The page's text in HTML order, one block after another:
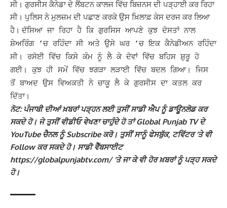
ਸੀ। ਗੁਰਸੀਸ ਕੈਨੇਡਾ ਦੇ ਲੈਂਬਟਨ ਕਾਲਜ ਵਿੱਚ ਬਿਜ਼ਨਸ ਦੀ ਪੜ੍ਹਾਈ ਕਰ ਰਿਹਾ
ਸੀ। ਪੁਲਿਸਨੇ ਮੁਲਜ਼ਮ ਦੀ ਪਛਾਣ ਕਰਕੇ ਉਸ ਖ਼ਿਲਾਫ਼ ਕੇਸ ਦਰਜ ਕਰ ਲਿਆ
ਹੈ। ਦੱਸਿਆ ਜਾ ਰਿਹਾ ਹੈ ਕਿ ਗੁਰਸਿਸ ਆਪਣੇ ਕੁਝ ਦੋਸਤਾਂ ਨਾਲ
ਸ਼ੇਅਰਿੰਗ ‘ਚ ਰਹਿੰਦਾ ਸੀ ਅਤੇ ਉਸੇ ਘਰ ‘ਚ ਇਕ ਕੈਨੇਡੀਅਨ ਰਹਿੰਦਾ
ਸੀ। ਰਸੋਈ ਵਿੱਚ ਕਿਸੇ ਕੰਮ ਨੂੰ ਲੈ ਕੇ ਦੋਵਾਂ ਵਿੱਚ ਬਹਿਸ ਸ਼ੁਰੂ ਹੋ
ਗਈ। ਕੁਝ ਹੀ ਸਮੇਂ ਵਿੱਚ ਝਗੜਾ ਲੜਾਈ ਵਿੱਚ ਬਦਲ ਗਿਆ। ਜਿਸ
ਤੋਂ ਬਾਅਦ ਉਸ ਵਿਅਕਤੀ ਨੇ ਚਾਕੂ ਲੈ ਕੇ ਗੁਰਸੀਸ ਦਾ ਕਤਲ ਕਰ
ਦਿੱਤਾ।
ਨੋਟ: ਪੰਜਾਬੀ ਦੀਆਂ ਖ਼ਬਰਾਂ ਪੜ੍ਹਨ ਲਈ ਤੁਸੀਂ ਸਾਡੀ ਐਪ ਨੂੰ ਡਾਊਨਲੋਡ ਕਰ
ਸਕਦੇ ਹੋ। ਜੇ ਤੁਸੀਂ ਵੀਡੀਓ ਵੇਖਣਾ ਚਾਹੁੰਦੇ ਹੋ ਤਾਂ Global Punjab TV ਦੇ
YouTube ਚੈਨਲ ਨੂੰ Subscribe ਕਰੋ। ਤੁਸੀਂ ਸਾਨੂੰ ਫੇਸਬੁੱਕ, ਟਵਿੱਟਰ ‘ਤੇ ਵੀ
Follow ਕਰ ਸਕਦੇ ਹੋ। ਸਾਡੀ ਵੈੱਬਸਾਈਟ
https://globalpunjabtv.com/ ‘ਤੇ ਜਾ ਕੇ ਵੀ ਹੋਰ ਖ਼ਬਰਾਂ ਨੂੰ ਪੜ੍ਹ ਸਕਦੇ
ਹੋ।